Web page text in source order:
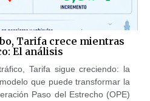
Tarifa crece mientras
El análisis
Tarifa sigue creciendo: la
que puede transformar la
Paso del Estrecho (OPE)